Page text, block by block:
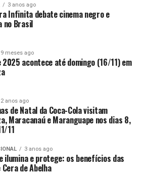
3 anos ago
Infinita debate cinema negro e
no Brasil
9 meses ago
2025 acontece até domingo (16/11) em
2 anos ago
de Natal da Coca-Cola visitam
Maracanaú e Maranguape nos dias 8,
11
3 anos ago
ilumina e protege: os benefícios das
Cera de Abelha